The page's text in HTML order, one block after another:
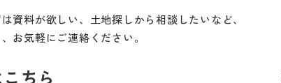
資料が欲しい、土地探しから相談したいなど、
お気軽にご連絡ください。
ちら